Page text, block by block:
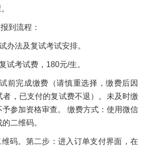
到流程：
办法及复试考试安排。
试考试费，180元/生。
前完成缴费（请慎重选择，缴费后因
者，已支付的复试费不退）。未及时缴
参加资格审查。 缴费方式：使用微信
二维码。
码。第二步：进入订单支付界面，在